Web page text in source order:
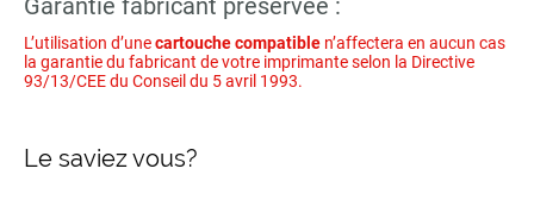
Garantie fabricant préservée :
L’utilisation d’unecartouche compatible n’affectera en aucun cas
la garantie du fabricant de votre imprimante selon la Directive
93/13/CEE du Conseil du 5 avril 1993.
Le saviez vous?